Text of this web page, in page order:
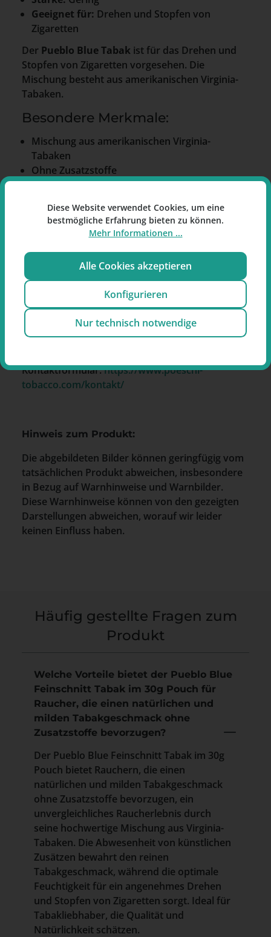
Geeignet für: Drehen und Stopfen von
Zigaretten
Der Pueblo Blue Tabak ist für das Drehen und
Stopfen von Zigaretten vorgesehen. Die
Mischung besteht aus amerikanischen Virginia-
Tabaken.
Besondere Merkmale:
Mischung aus amerikanischen Virginia-
Tabaken
Ohne Zusatzstoffe
Feinschnitt-Tabak im Pouch
Produktseite beiwww.raucherpause.de.
Hersteller
Pöschl Tabak GmbH & Co. KG
84144 Geisenhausen
Kontaktformular:https://www.poeschl-
tobacco.com/kontakt/
Hinweis zum Produkt:
Die abgebildeten Bilder können geringfügig vom
tatsächlichen Produkt abweichen, insbesondere
in Bezug auf Warnhinweise und Warnbilder.
Diese Warnhinweise können von den gezeigten
Darstellungen abweichen, worauf wir leider
keinen Einfluss haben.
Häufig gestellte Fragen zum
Produkt
Welche Vorteile bietet der Pueblo Blue
Feinschnitt Tabak im 30g Pouch für
Raucher, die einen natürlichen und
milden Tabakgeschmack ohne
Zusatzstoffe bevorzugen?
Der Pueblo Blue Feinschnitt Tabak im 30g
Pouch bietet Rauchern, die einen
natürlichen und milden Tabakgeschmack
ohne Zusatzstoffe bevorzugen, ein
unvergleichliches Raucherlebnis durch
seine hochwertige Mischung aus Virginia-
Tabaken. Die Abwesenheit von künstlichen
Zusätzen bewahrt den reinen
Tabakgeschmack, während die optimale
Feuchtigkeit für ein angenehmes Drehen
und Stopfen von Zigaretten sorgt. Ideal für
Tabakliebhaber, die Qualität und
Natürlichkeit schätzen.
Diese Website verwendet Cookies, um eine
bestmögliche Erfahrung bieten zu können.
Mehr Informationen ...
Alle Cookies akzeptieren
Konfigurieren
Nur technisch notwendige